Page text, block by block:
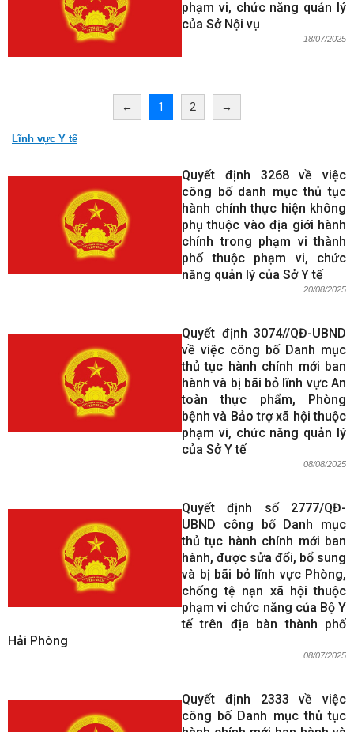
phạm vi, chức năng quản lý
của Sở Nội vụ
18/07/2025
← 1 2 →
Lĩnh vực Y tế
Quyết định 3268 về việc
công bố danh mục thủ tục
hành chính thực hiện không
phụ thuộc vào địa giới hành
chính trong phạm vi thành
phố thuộc phạm vi, chức
năng quản lý của Sở Y tế
20/08/2025
Quyết định 3074//QĐ-UBND
về việc công bố Danh mục
thủ tục hành chính mới ban
hành và bị bãi bỏ lĩnh vực An
toàn thực phẩm, Phòng
bệnh và Bảo trợ xã hội thuộc
phạm vi, chức năng quản lý
của Sở Y tế
08/08/2025
Quyết định số 2777/QĐ-
UBND công bố Danh mục
thủ tục hành chính mới ban
hành, được sửa đổi, bổ sung
và bị bãi bỏ lĩnh vực Phòng,
chống tệ nạn xã hội thuộc
phạm vi chức năng của Bộ Y
tế trên địa bàn thành phố
Hải Phòng
08/07/2025
Quyết định 2333 về việc
công bố Danh mục thủ tục